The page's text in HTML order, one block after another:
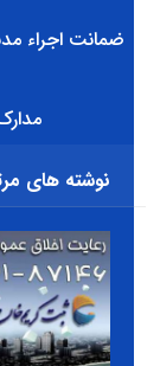
ضمانت اجراء
نوشته های